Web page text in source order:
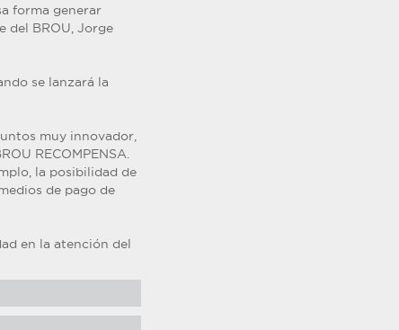
forma generar
del BROU, Jorge
se lanzará la
muy innovador,
RECOMPENSA.
la posibilidad de
de pago de
en la atención del